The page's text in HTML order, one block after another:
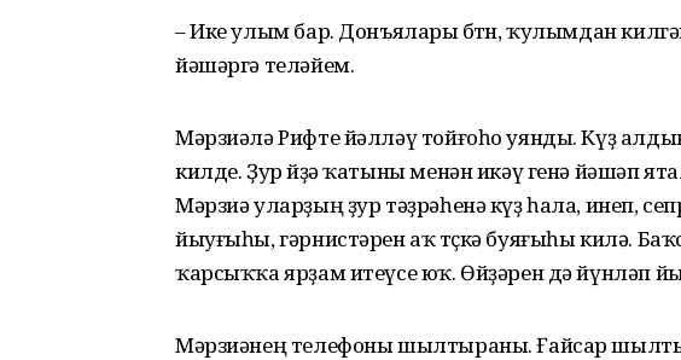
– Ике улым бар. Донъялары бөтөн, ҡулымдан
йәшәргә теләйем.
Мәрзиәлә Рифте йәлләү тойғоһо уянды. Күҙ
килде. Ҙур өйҙә ҡатыны менән икәү генә йәшәп
Мәрзиә уларҙың ҙур тәҙрәһенә күҙ һала, инеп,
йыуғыһы, гәрнистәрен аҡ төҫкә буяғыһы килә.
ҡарсыҡҡа ярҙам итеүсе юҡ. Өйҙәрен дә йүнләп
Мәрзиәнең телефоны шылтыраны. Ғайсар